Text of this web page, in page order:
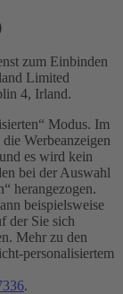
zum Einbinden
Limited
4, Irland.
Modus. Im
Werbeanzeigen
es wird kein
bei der Auswahl
herangezogen.
beispielsweise
der Sie sich
Mehr zu den
personalisiertem
.